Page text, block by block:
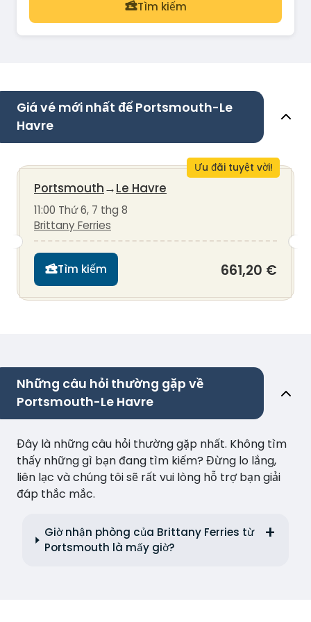
Tìm kiếm
Giá vé mới nhất để Portsmouth-Le
Havre
Ưu đãi tuyệt vời!
Portsmouth→Le Havre
11:00 Thứ 6, 7 thg 8
Brittany Ferries
Tìm kiếm 661,20 €
Những câu hỏi thường gặp về
Portsmouth-Le Havre
Đây là những câu hỏi thường gặp nhất. Không tìm
thấy những gì bạn đang tìm kiếm? Đừng lo lắng,
liên lạc và chúng tôi sẽ rất vui lòng hỗ trợ bạn giải
đáp thắc mắc.
Giờ nhận phòng của Brittany Ferries từ
Portsmouth là mấy giờ?